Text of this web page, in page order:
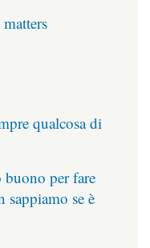
qualcosa di
per fare
sappiamo se è